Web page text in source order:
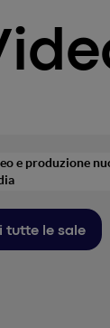
e produzione
tutte le sale